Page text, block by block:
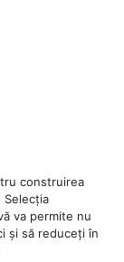
construirea
Selecția
va permite nu
și să reduceți în